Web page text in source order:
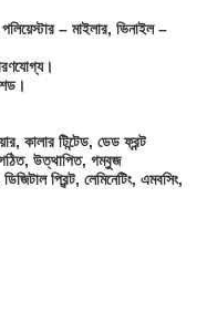
– মাইলার, ভিনাইল –
কালার টিন্টেড, ডেড ফ্রন্ট
উত্থাপিত, গম্বুজ
প্রিন্ট, লেমিনেটিং, এমবসিং,